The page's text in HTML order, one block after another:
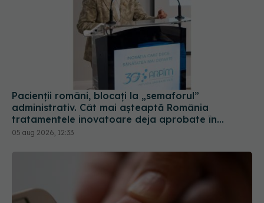
Pacienții români, blocați la „semaforul”
administrativ. Cât mai așteaptă România
tratamentele inovatoare deja aprobate în
Europa
05 aug 2026, 12:33